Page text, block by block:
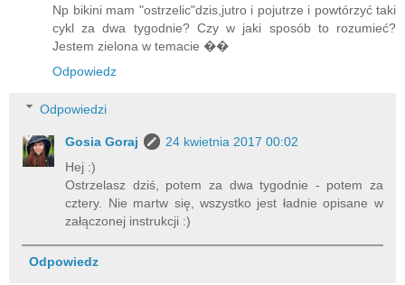
Np bikini mam "ostrzelic"dzis,jutro i pojutrze i powtórzyć taki
cykl za dwa tygodnie? Czy w jaki sposób to rozumieć?
Jestem zielona w temacie ��
Odpowiedz
Odpowiedzi
Gosia Goraj
24 kwietnia 2017 00:02
Hej :)
Ostrzelasz dziś, potem za dwa tygodnie - potem za
cztery. Nie martw się, wszystko jest ładnie opisane w
załączonej instrukcji :)
Odpowiedz